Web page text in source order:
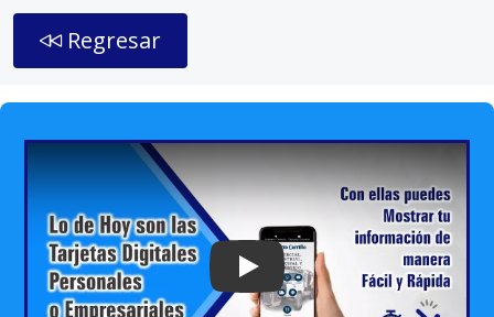
Regresar
Play: Keynote (Google I/O '18)